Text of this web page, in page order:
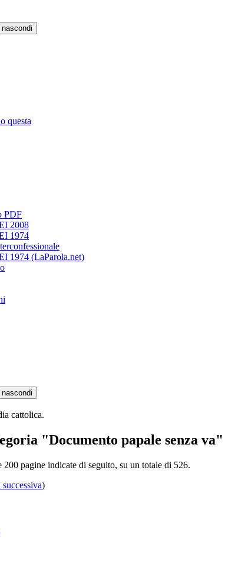
nascondi
questa
PDF
2008
1974
1974 (LaParola.net)
nascondi
cattolica.
"Documento papale senza va"
200 pagine indicate di seguito, su un totale di 526.
successiva)